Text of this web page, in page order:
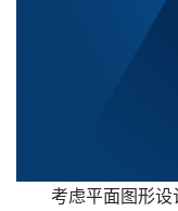
考虑平面图形设